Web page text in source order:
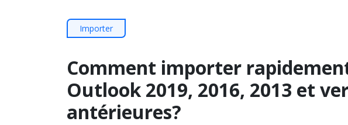
Importer
Comment importer
Outlook 2019, 2016, 2013 et
antérieures?